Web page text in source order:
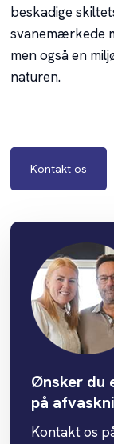
beskadige
svanemærkede
men også en
naturen.
Kontakt os
Ønsker du
​på
Kontakt os